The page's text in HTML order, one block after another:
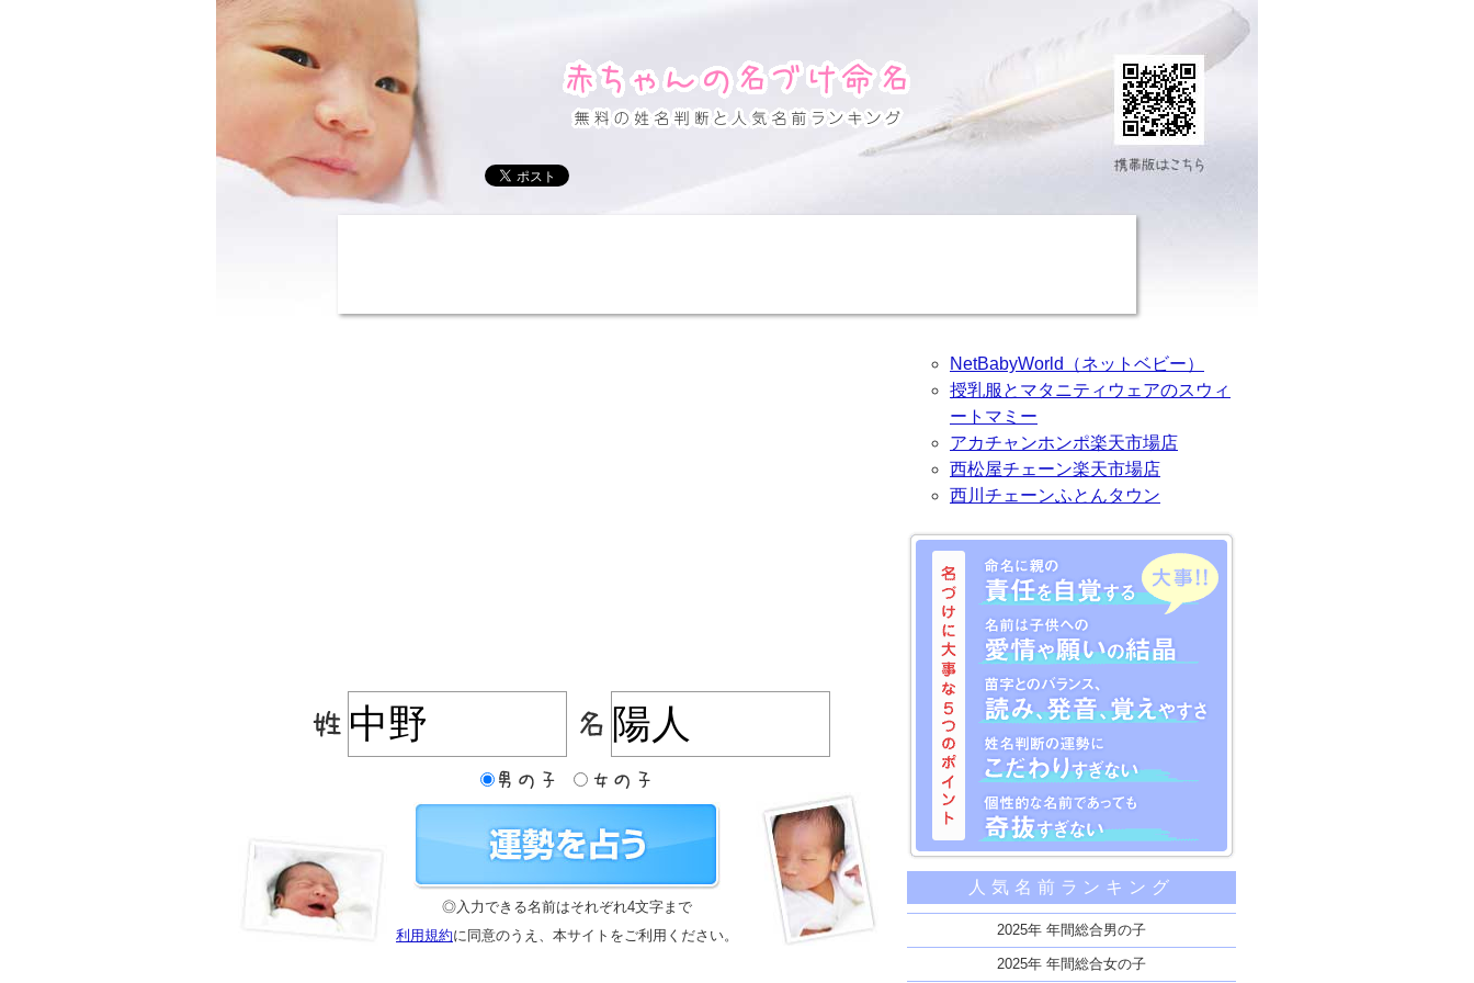
◎入力できる名前はそれぞれ4文字まで
利用規約に同意のうえ、本サイトをご利用ください。
NetBabyWorld（ネットベビー）
授乳服とマタニティウェアのスウィ
ートマミー
アカチャンホンポ楽天市場店
西松屋チェーン楽天市場店
西川チェーンふとんタウン
名づけに大事な5つのポイント
命名に親の責任を自覚する
名前は子供への愛情や願いの結晶
苗字とのバランス、読み、発音、覚えやすさ
姓名判断の運勢にこだわりすぎない
人気名前ランキング
2025年 年間総合男の子
2025年 年間総合女の子